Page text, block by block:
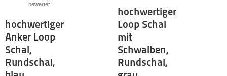
bewertet
hochwertiger
Anker Loop
Schal,
Rundschal,
hochwertiger
Loop Schal
mit
Schwalben,
Rundschal,